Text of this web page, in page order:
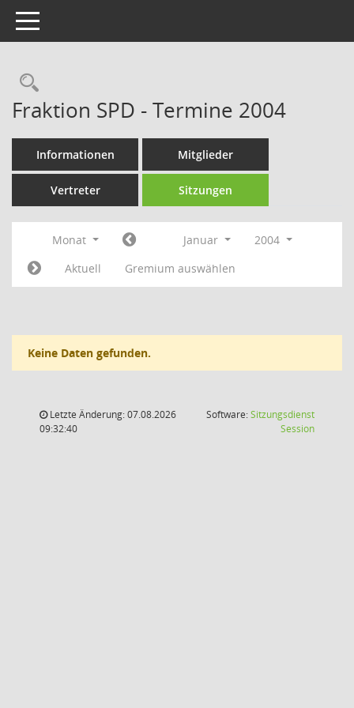
Toggle navigation
Rechercheauswahl
Fraktion SPD - Termine 2004
Informationen Mitglieder
Vertreter Sitzungen
Monat Januar
2004
Aktuell
Gremium auswählen
Keine Daten gefunden.
Letzte Änderung: 07.08.2026
09:32:40
Software:Sitzungsdienst
Session(Wird in